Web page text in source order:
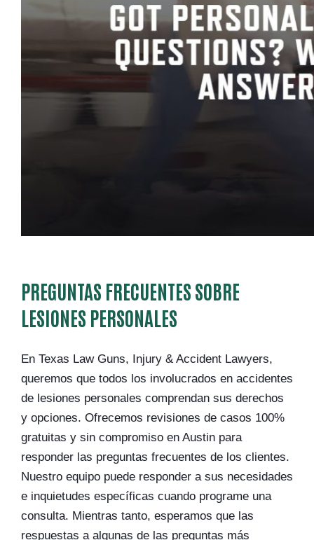
PREGUNTAS FRECUENTES SOBRE
LESIONES PERSONALES
En Texas Law Guns, Injury & Accident Lawyers,
queremos que todos los involucrados en accidentes
de lesiones personales comprendan sus derechos
y opciones. Ofrecemos revisiones de casos 100%
gratuitas y sin compromiso en Austin para
responder las preguntas frecuentes de los clientes.
Nuestro equipo puede responder a sus necesidades
e inquietudes específicas cuando programe una
consulta. Mientras tanto, esperamos que las
respuestas a algunas de las preguntas más